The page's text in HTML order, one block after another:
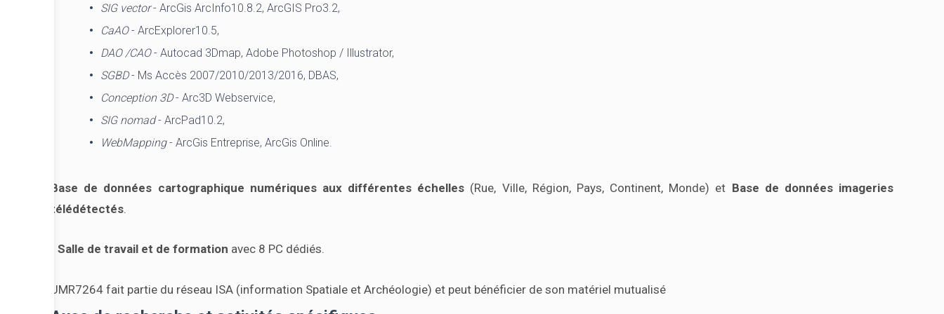
SIG vector- ArcGis ArcInfo10.8.2, ArcGIS Pro3.2,
CaAO- ArcExplorer10.5,
DAO /CAO- Autocad 3Dmap, Adobe Photoshop / Illustrator,
SGBD- Ms Accès 2007/2010/2013/2016, DBAS,
Conception 3D- Arc3D Webservice,
SIG nomad- ArcPad10.2,
WebMapping- ArcGis Entreprise, ArcGis Online.
Base de données cartographique numériques aux différentes échelles (Rue, Ville, Région, Pays, Continent, Monde) et Base de données imageries
télédétectés.
Salle de travail et de formation avec 8 PC dédiés.
UMR7264 fait partie du réseau ISA (information Spatiale et Archéologie) et peut bénéficier de son matériel mutualisé